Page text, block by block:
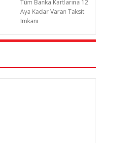
Tüm Banka Kartlarına 12
Aya Kadar Varan Taksit
İmkanı